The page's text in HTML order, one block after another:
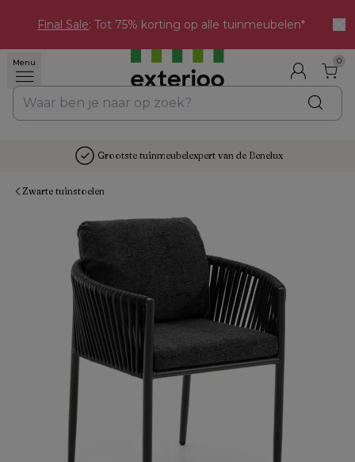
Final Sale: Tot 75% korting op alle tuinmeubelen*
Menu 0
Grootste tuinmeubelexpert van de Benelux
Zwarte tuinstoelen